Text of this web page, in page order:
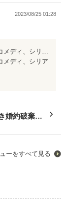
2023/08/25 01:28
婚約破談させるために奮闘する王女の一途さがコメディ、シリアス両方とも堪能できます。 軽快で最後まで飽きさせないテンポと展開は読み出したら、止められません。 王女と騎士団長、身分違いの恋の結末をワクワクドキドキしながら楽しめる作品です
メディ、シリア
したら、止め
キドキしなが
婚約破棄が
ーをすべて見る